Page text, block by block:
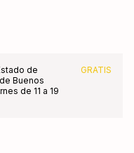
de
Buenos
de 11 a 19
GRATIS